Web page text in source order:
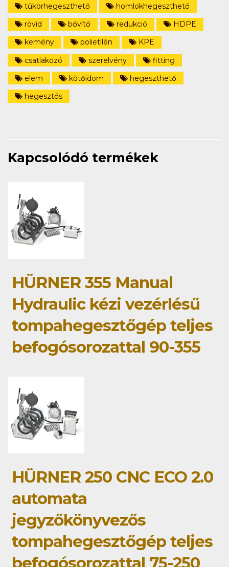
tükörhegeszthető
homlokhegeszthető
rövid
bővítő redukció
HDPE
kemény
polietilén
KPE
csatlakozó
szerelvény
fitting
elem
kötőidom
hegeszthető
hegesztős
Kapcsolódó termékek
HÜRNER 355 Manual
Hydraulic kézi vezérlésű
tompahegesztőgép teljes
befogósorozattal 90-355
HÜRNER 250 CNC ECO 2.0
automata
jegyzőkönyvezős
tompahegesztőgép teljes
befogósorozattal 75-250